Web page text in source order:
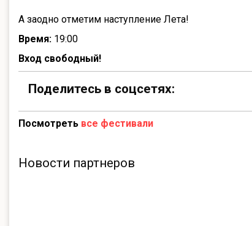
А заодно отметим наступление Лета!
Время: 19:00
Вход свободный!
Поделитесь в соцсетях:
Посмотреть все фестивали
Новости партнеров